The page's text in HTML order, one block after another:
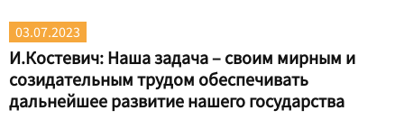
03.07.2023
И.Костевич: Наша задача – своим мирным и
созидательным трудом обеспечивать
дальнейшее развитие нашего государства